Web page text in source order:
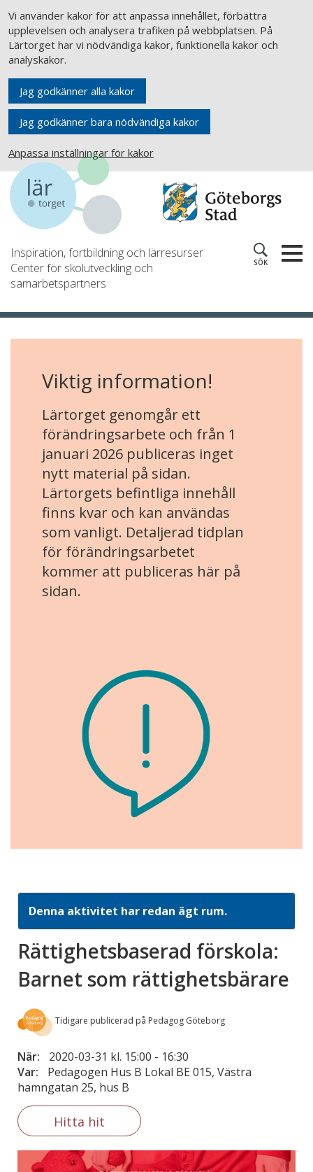
Vi använder kakor för att anpassa innehållet, förbättra
upplevelsen och analysera trafiken på webbplatsen. På
Lärtorget har vi nödvändiga kakor, funktionella kakor och
analyskakor.
Jag godkänner alla kakor
Jag godkänner bara nödvändiga kakor
Anpassa inställningar för kakor
Inspiration, fortbildning och lärresurser
Center för skolutveckling och
samarbetspartners
SÖK
Viktig information!
Lärtorget genomgår ett
förändringsarbete och från 1
januari 2026 publiceras inget
nytt material på sidan.
Lärtorgets befintliga innehåll
finns kvar och kan användas
som vanligt. Detaljerad tidplan
för förändringsarbetet
kommer att publiceras här på
sidan.
Denna aktivitet har redan ägt rum.
Rättighetsbaserad förskola:
Barnet som rättighetsbärare
Tidigare publicerad på Pedagog Göteborg
När: 2020-03-31 kl. 15:00 - 16:30
Var:
Pedagogen Hus B Lokal BE 015, Västra
hamngatan 25, hus B
Hitta hit